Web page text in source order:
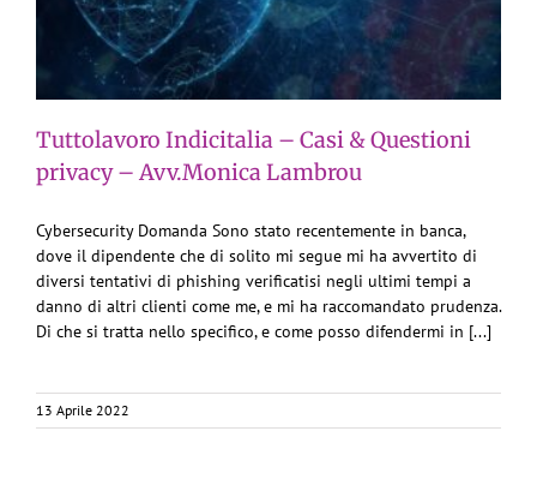
Tuttolavoro Indicitalia – Casi & Questioni
privacy – Avv.Monica Lambrou
Cybersecurity Domanda Sono stato recentemente in banca,
dove il dipendente che di solito mi segue mi ha avvertito di
diversi tentativi di phishing verificatisi negli ultimi tempi a
danno di altri clienti come me, e mi ha raccomandato prudenza.
Di che si tratta nello specifico, e come posso difendermi in [...]
13 Aprile 2022